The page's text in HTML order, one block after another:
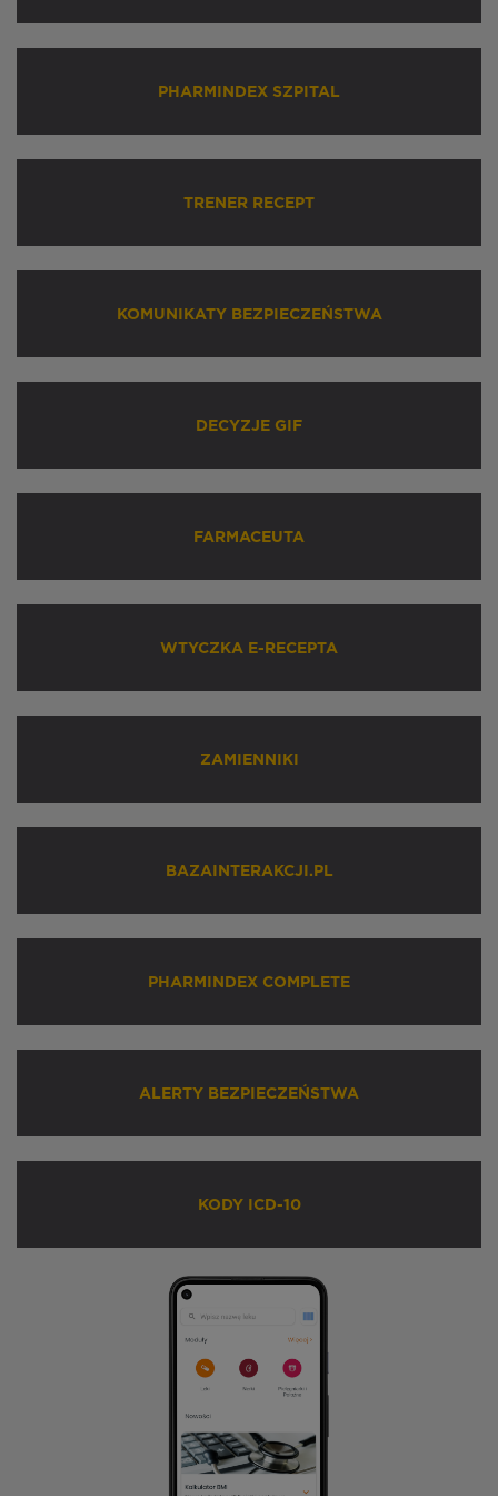
PHARMINDEX SZPITAL
TRENER RECEPT
KOMUNIKATY BEZPIECZEŃSTWA
DECYZJE GIF
FARMACEUTA
WTYCZKA E-RECEPTA
ZAMIENNIKI
BAZAINTERAKCJI.PL
PHARMINDEX COMPLETE
ALERTY BEZPIECZEŃSTWA
KODY ICD-10